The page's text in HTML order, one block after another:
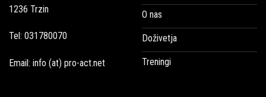
1236 Trzin
Tel: 031780070
Email: info (at) pro-act.net
O nas
Doživetja
Treningi